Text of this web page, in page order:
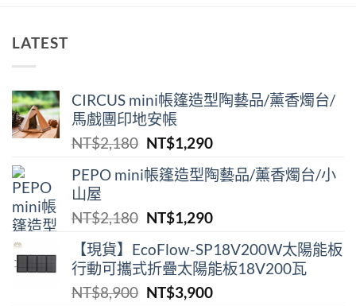
LATEST
CIRCUS mini帳篷造型陶藝品/薰香燭台/
馬戲團印地安帳
NT$2,180 原
價
NT$2,180。
NT$1,290目
價
NT$1,290。
PEPO mini帳篷造型陶藝品/薰香燭台/小
山屋
NT$2,180 原
價
格：
NT$2,180。
NT$1,290目
價
格：
NT$1,290。
【現貨】EcoFlow-SP18V200W太陽能板
行動可攜式折疊太陽能板18V200瓦
NT$8,900 原
NT$3,900目